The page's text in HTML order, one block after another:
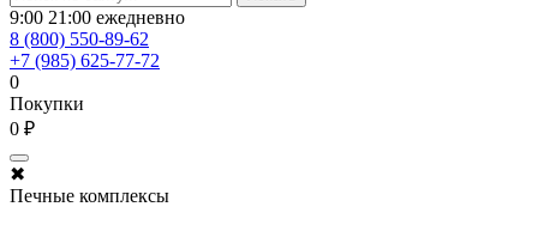
9:00 21:00 ежедневно
8 (800) 550-89-62
+7 (985) 625-77-72
0
Покупки
0 ₽
✖
Печные комплексы